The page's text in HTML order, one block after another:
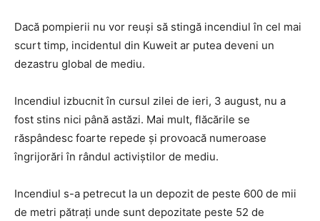
Dacă pompierii nu vor reuși să stingă incendiul în cel mai
scurt timp, incidentul din Kuweit ar putea deveni un
dezastru global de mediu.
Incendiul izbucnit în cursul zilei de ieri, 3 august, nu a
fost stins nici până astăzi. Mai mult, flăcările se
răspândesc foarte repede și provoacă numeroase
îngrijorări în rândul activiștilor de mediu.
Incendiul s-a petrecut la un depozit de peste 600 de mii
de metri pătrați unde sunt depozitate peste 52 de